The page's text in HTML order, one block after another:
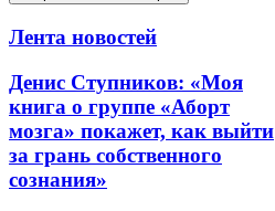
Лента новостей
Денис Ступников: «Моя
книга о группе «Аборт
мозга» покажет, как выйти
за грань собственного
сознания»